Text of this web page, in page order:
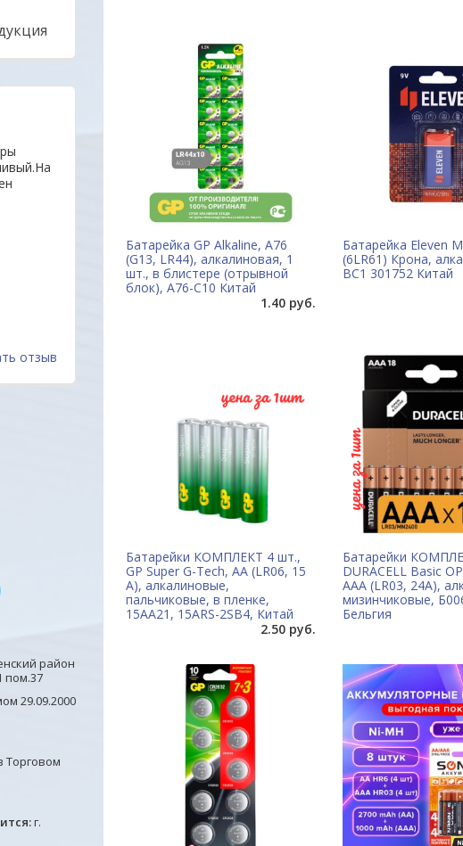
Уважаемые друзья, партнеры и клиенты. Мы
очень заинтересованы в том, чтобы
наш новый сайт был удобен прежде всего для
Вас. Будем благодарны всем Вашим
пожеланиям и предложениям!
ОДО "Евроконтакт"
Удобный сайт...
внимательное и
покупателю с
Александр
отзыв
район
пом.37
29.09.2000
Торговом
г.
Батарейка GP Alkaline, A76
(G13, LR44), алкалиновая, 1
шт., в блистере (отрывной
блок), A76-С10 Китай
1.40 руб.
Батарейка Eleven
(6LR61) Крона,
BC1 301752 Китай
Батарейки КОМПЛЕКТ 4 шт.,
GP Super G-Tech, AA (LR06, 15
А), алкалиновые,
пальчиковые, в пленке,
15AA21, 15ARS-2SB4, Китай
2.50 руб.
Батарейки
DURACELL Basic
ААА (LR03, 24А),
мизинчиковые,
Бельгия